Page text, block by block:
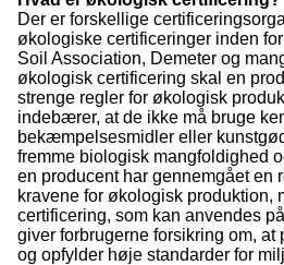
Der er forskellige
økologiske certificeringer inden
Soil Association, Demeter og
økologisk certificering skal en
strenge regler for økologisk
indebærer, at de ikke må bruge
bekæmpelsesmidler eller
fremme biologisk mangfoldighed
en producent har gennemgået en
kravene for økologisk produktion,
certificering, som kan anvendes
giver forbrugerne forsikring om, at
og opfylder høje standarder for